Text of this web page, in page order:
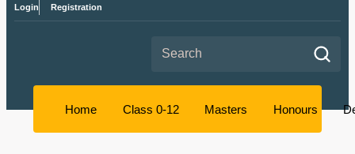
Login Registration
Home Class 0-12 Masters Honours